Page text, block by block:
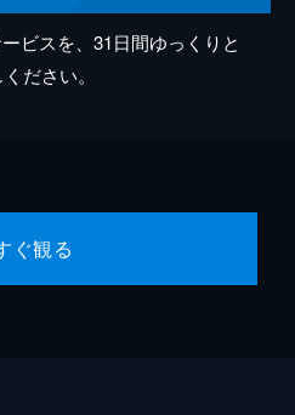
ビスを、31日間ゆっくりと
ださい。
ぐ観る